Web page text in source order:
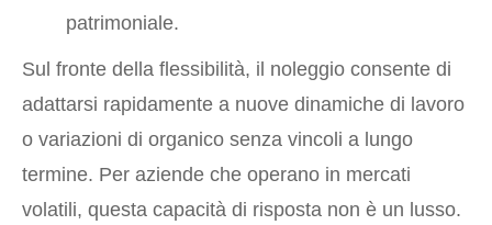
patrimoniale.
Sul fronte della flessibilità, il noleggio consente di
adattarsi rapidamente a nuove dinamiche di lavoro
o variazioni di organico senza vincoli a lungo
termine. Per aziende che operano in mercati
volatili, questa capacità di risposta non è un lusso.